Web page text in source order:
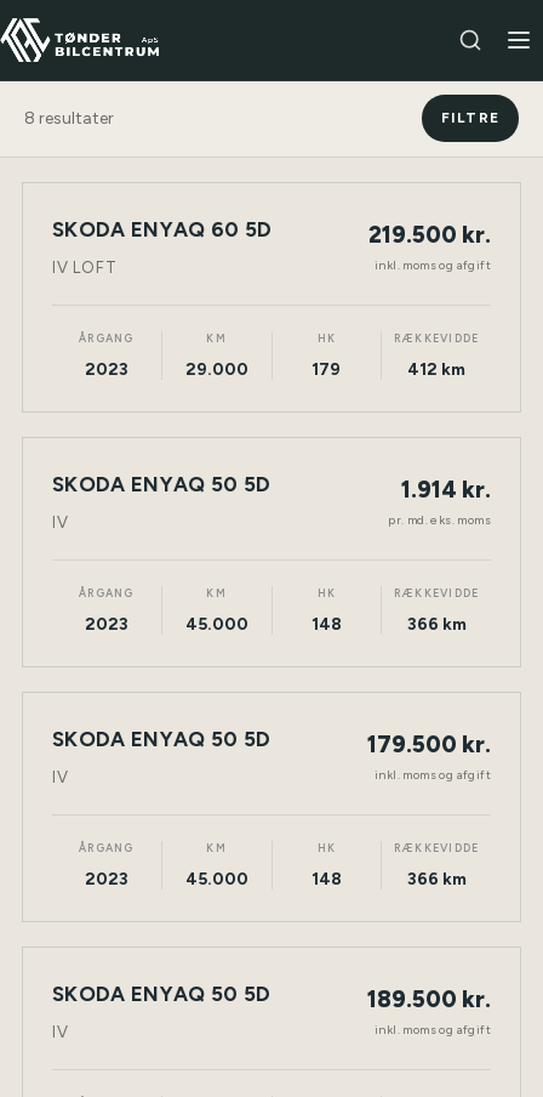
8 resultater FILTRE
NY BIL ELEKTRISK TØNDER
SKODA ENYAQ 60 5D
IV LOFT
219.500 kr.
inkl. moms og afgift
ÅRGANG
2023
KM
29.000
HK
179
RÆKKEVIDDE
412 km
LEASING TØNDER
SKODA ENYAQ 50 5D
IV
1.914 kr.
pr. md. eks. moms
ÅRGANG
2023
KM
45.000
HK
148
RÆKKEVIDDE
366 km
ELEKTRISK TØNDER
SKODA ENYAQ 50 5D
IV
179.500 kr.
inkl. moms og afgift
ÅRGANG
2023
KM
45.000
HK
148
RÆKKEVIDDE
366 km
ELEKTRISK TØNDER
SKODA ENYAQ 50 5D
IV
189.500 kr.
inkl. moms og afgift